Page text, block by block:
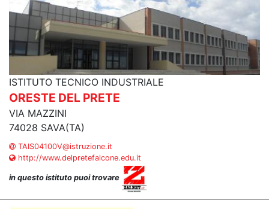
ISTITUTO TECNICO INDUSTRIALE
ORESTE DEL PRETE
VIA MAZZINI
74028 SAVA(TA)
TAIS04100V@istruzione.it
http://www.delpretefalcone.edu.it
in questo istituto puoi trovare